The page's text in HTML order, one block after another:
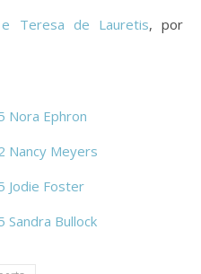
e Teresa de Lauretis, por
Nora Ephron
Nancy Meyers
Jodie Foster
Sandra Bullock